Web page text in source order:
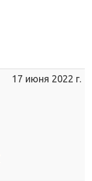
17 июня 2022 г.